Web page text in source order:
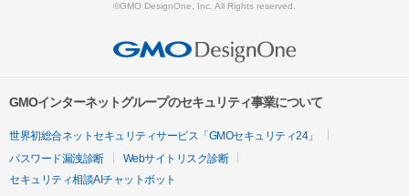
©GMO DesignOne, Inc. All Rights reserved.
GMOインターネットグループのセキュリティ事業について
世界初総合ネットセキュリティサービス「GMOセキュリティ24」
パスワード漏洩診断
Webサイトリスク診断
セキュリティ相談AIチャットボット